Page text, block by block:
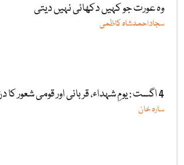
وہ عورت جو کہیں دکھائی نہیں دیتی
سجاداحمدشاہ کاظمی
4 اگست : یومِ شہداء، قربانی اور قومی شعور کا دن
سارہ خان